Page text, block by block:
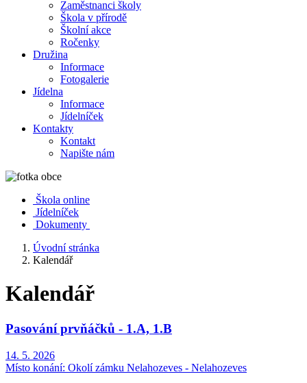
Zaměstnanci školy
Škola v přírodě
Školní akce
Ročenky
Družina
Informace
Fotogalerie
Jídelna
Informace
Jídelníček
Kontakty
Kontakt
Napište nám
Škola online
Jídelníček
Dokumenty
Úvodní stránka
Kalendář
Kalendář
Pasování prvňáčků - 1.A, 1.B
14. 5. 2026
Místo konání: Okolí zámku Nelahozeves - Nelahozeves